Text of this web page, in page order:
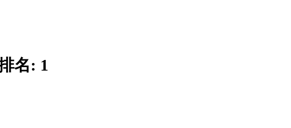
名: 1